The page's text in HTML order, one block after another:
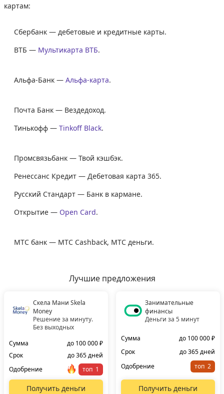
картам:
Сбербанк — дебетовые и кредитные карты.
ВТБ — Мультикарта ВТБ.
Альфа-Банк — Альфа-карта.
Почта Банк — Вездедоход.
Тинькофф — Tinkoff Black.
Промсвязьбанк — Твой кэшбэк.
Ренессанс Кредит — Дебетовая карта 365.
Русский Стандарт — Банк в кармане.
Открытие — Open Card.
МТС банк — МТС Cashback, МТС деньги.
Лучшие предложения
Скела Мани Skela
Money
Решение за минуту.
Без выходных
Сумма
до 100 000 ₽
Срок
до 365 дней
Одобрение
топ
Получить деньги
Занимательные
финансы
Деньги за 5 минут
Сумма
до 100 000 ₽
Срок
до 365 дней
Одобрение
топ
Получить деньги